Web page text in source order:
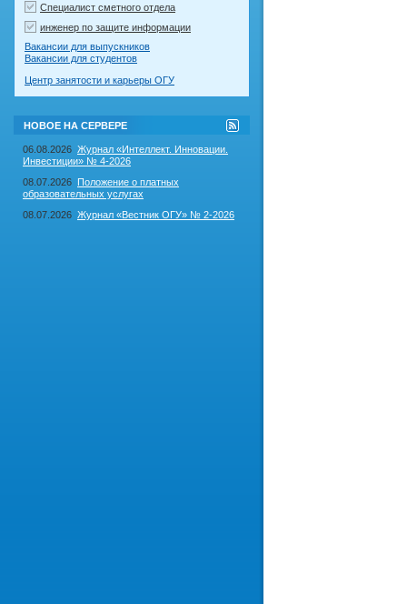
Специалист сметного отдела
инженер по защите информации
Вакансии для выпускников
Вакансии для студентов
Центр занятости и карьеры ОГУ
НОВОЕ НА СЕРВЕРЕ
RSS-
лента
на
06.08.2026 Журнал «Интеллект. Инновации.
Инвестиции» № 4-2026
08.07.2026 Положение о платных
образовательных услугах
08.07.2026 Журнал «Вестник ОГУ» № 2-2026